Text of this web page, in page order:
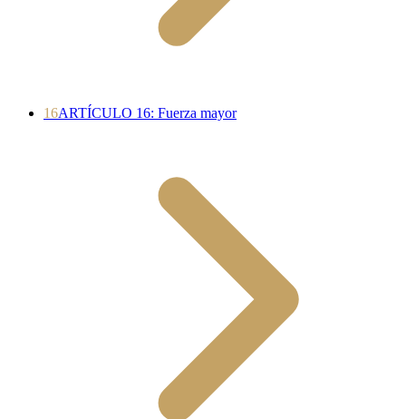
16ARTÍCULO 16: Fuerza mayor